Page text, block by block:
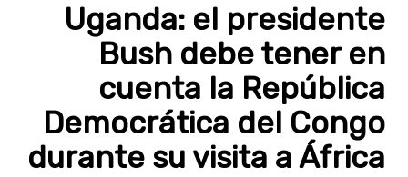
Uganda: el presidente
Bush debe tener en
cuenta la República
Democrática del Congo
durante su visita a África